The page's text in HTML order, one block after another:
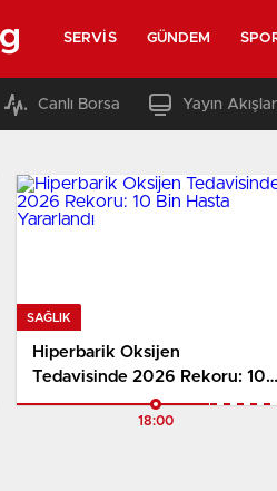
SERVIS GÜNDEM
Canlı Borsa Yayın
SAĞLIK
Hiperbarik Oksijen
Tedavisinde 2026 Rekoru: 10
Bin Hasta Yararlandı
18:00